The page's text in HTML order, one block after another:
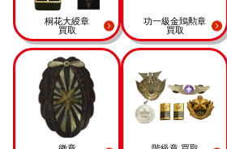
桐花大綬章
買取
功一級金鵄勲章
買取